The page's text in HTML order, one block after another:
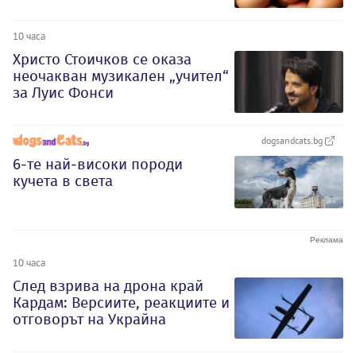
10 часа
Христо Стоичков се оказа
неочакван музикален „учител“
за Луис Фонси
dogsandcats.bg
6-те най-високи породи
кучета в света
10 часа
След взрива на дрона край
Кардам: Версиите, реакциите и
отговорът на Украйна